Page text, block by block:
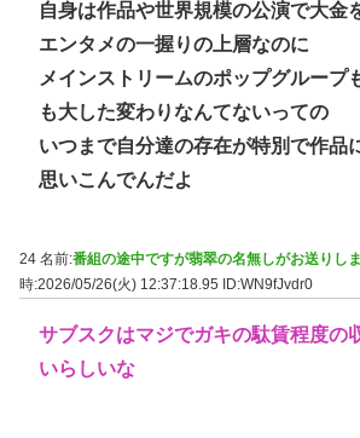
自身は作品や世界規模の公演で大金
エンタメの一握りの上層なのに
メインストリームのポップグループ
も大した変わりなんてないっての
いつまで自分達の存在が特別で作品
思いこんでんだよ
24 名前:番組の途中ですが翡翠の名無しがお送りし
時:2026/05/26(火) 12:37:18.95
ID:WN9fJvdr0
サブスクはマジでガキの駄賃程度の
いらしいな